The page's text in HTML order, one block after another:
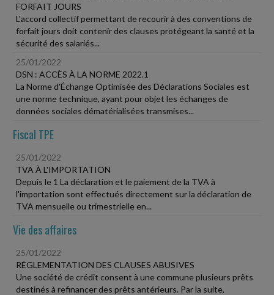
FORFAIT JOURS
L'accord collectif permettant de recourir à des conventions de
forfait jours doit contenir des clauses protégeant la santé et la
sécurité des salariés...
25/01/2022
DSN : ACCÈS À LA NORME 2022.1
La Norme d'Échange Optimisée des Déclarations Sociales est
une norme technique, ayant pour objet les échanges de
données sociales dématérialisées transmises...
Fiscal TPE
25/01/2022
TVA À L'IMPORTATION
Depuis le 1 La déclaration et le paiement de la TVA à
l'importation sont effectués directement sur la déclaration de
TVA mensuelle ou trimestrielle en...
Vie des affaires
25/01/2022
RÉGLEMENTATION DES CLAUSES ABUSIVES
Une société de crédit consent à une commune plusieurs prêts
destinés à refinancer des prêts antérieurs. Par la suite,